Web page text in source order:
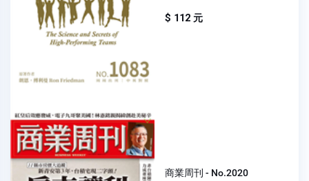
$ 112 元
商業周刊 - No.2020